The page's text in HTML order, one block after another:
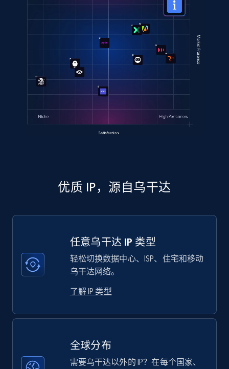
优质 IP，源自乌干达
任意乌干达 IP 类型
轻松切换数据中心、ISP、住宅和移动
乌干达网络。
了解 IP 类型
全球分布
需要乌干达以外的 IP？在每个国家、